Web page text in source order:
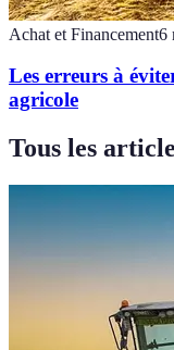
Achat et Financement6
Les erreurs à
agricole
Tous les